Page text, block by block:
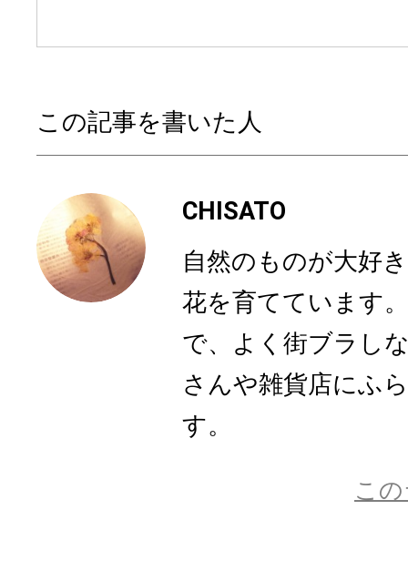
この記事を書いた人
CHISATO
自然のものが大好
花を育てています
で、よく街ブラし
さんや雑貨店にふ
す。
こ